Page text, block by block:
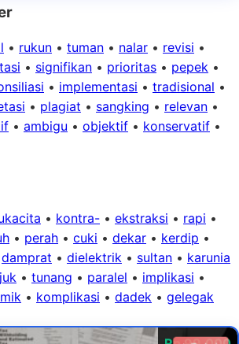
• rukun • tuman • nalar • revisi •
• signifikan • prioritas • pepek •
• implementasi • tradisional •
• plagiat • sangking • relevan •
• ambigu • objektif • konservatif •
• kontra- • ekstraksi • rapi •
• perah • cuki • dekar • kerdip •
damprat • dielektrik • sultan • karunia
• tunang • paralel • implikasi •
• komplikasi • dadek • gelegak